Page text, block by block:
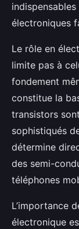
électroniques
Le rôle en
limite pas à
fondement
constitue la
transistors
sophistiqués
détermine
des semi-
téléphones
L’importance
électronique